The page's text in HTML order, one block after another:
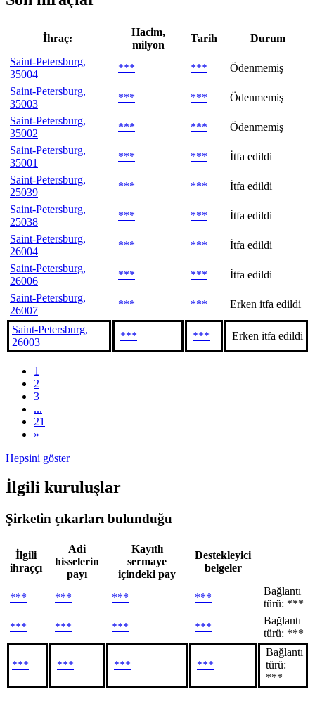
İhraç:
Hacim,
milyon
Tarih
Durum
Saint-Petersburg,
35004
*** ***
Ödenmemiş
Saint-Petersburg,
35003
*** ***
Ödenmemiş
Saint-Petersburg,
35002
*** ***
Ödenmemiş
Saint-Petersburg,
35001
*** ***
İtfa edildi
Saint-Petersburg,
25039
*** ***
İtfa edildi
Saint-Petersburg,
25038
*** ***
İtfa edildi
Saint-Petersburg,
26004
*** ***
İtfa edildi
Saint-Petersburg,
26006
*** ***
İtfa edildi
Saint-Petersburg,
26007
*** *** Erken itfa edildi
Saint-Petersburg,
26003
*** *** Erken itfa edildi
1
2
3
...
21
»
Hepsini göster
İlgili kuruluşlar
Şirketin çıkarları bulunduğu
İlgili
ihraççı
Adi
hisselerin
payı
Kayıtlı
sermaye
içindeki pay
Destekleyici
belgeler
*** *** *** ***
Bağlantı
türü: ***
***
*** *** ***
Bağlantı
türü: ***
*** *** *** ***
Bağlantı
türü:
***